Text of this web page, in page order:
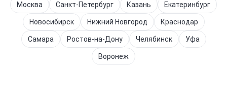
Москва Санкт-Петербург Казань Екатеринбург
Новосибирск Нижний Новгород Краснодар
Самара Ростов-на-Дону Челябинск Уфа
Воронеж